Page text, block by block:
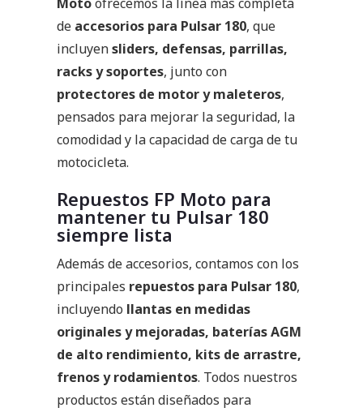
de accesorios para Pulsar 180, que
incluyensliders, defensas, parrillas,
racks y soportes, junto con
protectores de motor y maleteros,
pensados para mejorar la seguridad, la
comodidad y la capacidad de carga de tu
motocicleta.
Repuestos FP Moto para
mantener tu Pulsar 180
siempre lista
Además de accesorios, contamos con los
principales repuestos para Pulsar 180,
incluyendo llantas en medidas
originales y mejoradas, baterías AGM
de alto rendimiento, kits de arrastre,
frenos y rodamientos. Todos nuestros
productos están diseñados para